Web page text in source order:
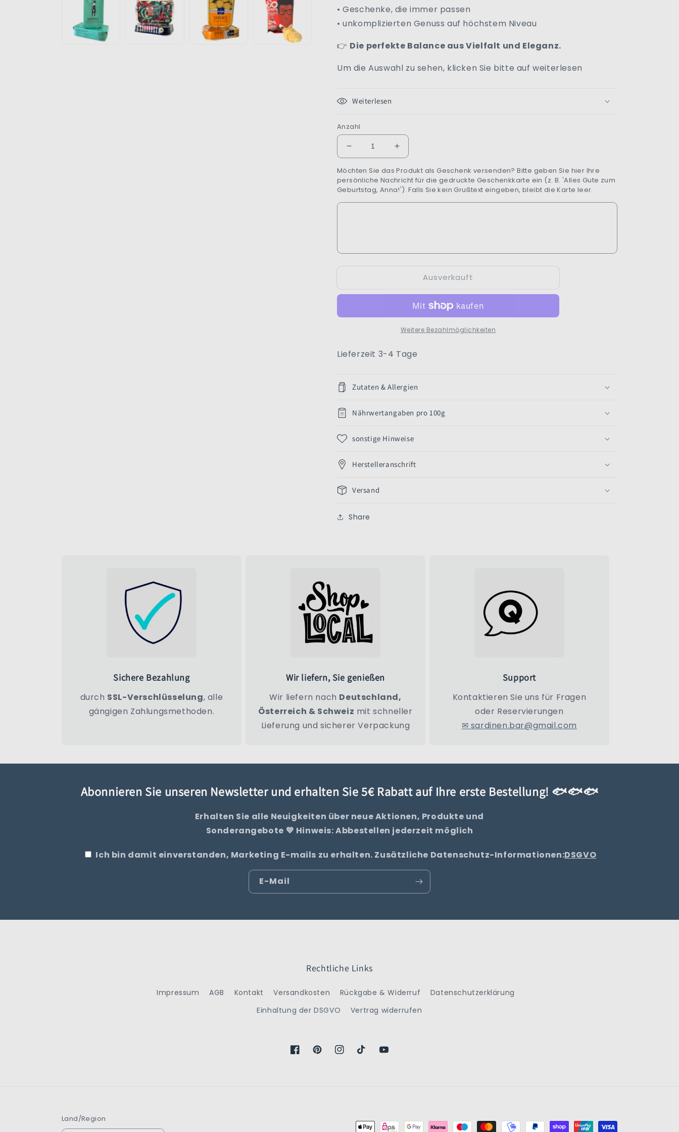
• Geschenke, die immer passen
• unkomplizierten Genuss auf höchstem Niveau
👉 Die perfekte Balance aus Vielfalt und Eleganz.
Um die Auswahl zu sehen, klicken Sie bitte auf weiterlesen
Weiterlesen
Anzahl
Verringere
die
Menge
für
Feinschmecker-
Favoriten
Erhöhe
die
Menge
für
Feinschmecker-
Favoriten
Möchten Sie das Produkt als Geschenk versenden? Bitte geben Sie hier Ihre
persönliche Nachricht für die gedruckte Geschenkkarte ein (z. B. 'Alles Gute zum
Geburtstag, Anna!'). Falls Sie kein Grußtext eingeben, bleibt die Karte leer.
Ausverkauft
Weitere Bezahlmöglichkeiten
Lieferzeit 3-4 Tage
Zutaten & Allergien
Nährwertangaben pro 100g
sonstige Hinweise
Herstelleranschrift
Versand
Share
Sichere Bezahlung
durch SSL-Verschlüsselung, alle
gängigen Zahlungsmethoden.
Wir liefern, Sie genießen
Wir liefern nach Deutschland,
Österreich & Schweiz mit schneller
Lieferung und sicherer Verpackung
Support
Kontaktieren Sie uns für Fragen
oder Reservierungen
✉ sardinen.bar@gmail.com
Abonnieren Sie unseren Newsletter und erhalten Sie 5€ Rabatt auf Ihre erste Bestellung! 🐟🐟🐟
Erhalten Sie alle Neuigkeiten über neue Aktionen, Produkte und
Sonderangebote 💙 Hinweis: Abbestellen jederzeit möglich
Ich bin damit einverstanden, Marketing E-mails zu erhalten. Zusätzliche Datenschutz-Informationen:DSGVO
E-Mail
Rechtliche Links
Impressum AGB Kontakt Versandkosten Rückgabe & Widerruf
Datenschutzerklärung
Einhaltung der DSGVO
Vertrag widerrufen
FacebookPinterestInstagramTikTokYouTube
Land/Region
Zahlungsmethoden